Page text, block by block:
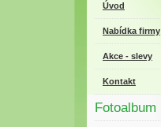
Úvod
Nabídka firmy
Akce - slevy
Kontakt
Fotoalbum